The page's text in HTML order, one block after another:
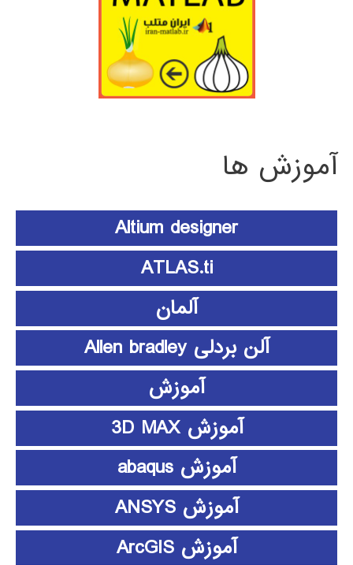
آموزش ها
Altium designer
ATLAS.ti
آلمان
آلن بردلی Allen bradley
آموزش
آموزش 3D MAX
آموزش abaqus
آموزش ANSYS
آموزش ArcGIS